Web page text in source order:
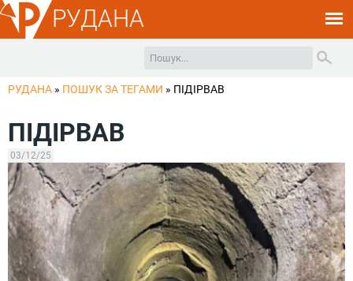
РУДАНА
РУДАНА » ПОШУК ЗА ТЕГАМИ » ПІДІРВАВ
ПІДІРВАВ
03/12/25